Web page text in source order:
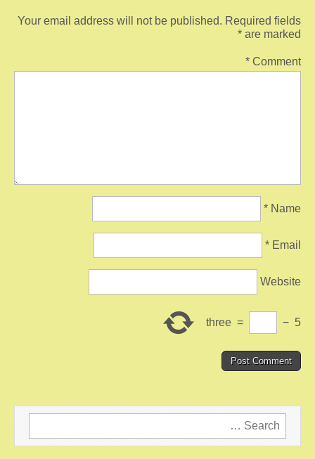
Your email address will not be published. Required fields
are marked
*
Comment
*
Name
*
Email
*
Website
5
−
=
three
Search
for: